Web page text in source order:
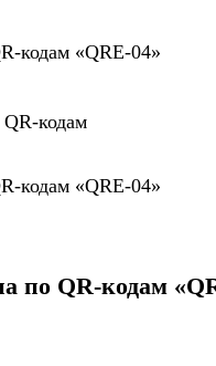
кодам «QRE-04»
кодам «QRE-04»
по QR-кодам